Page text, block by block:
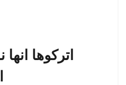
اتركوها